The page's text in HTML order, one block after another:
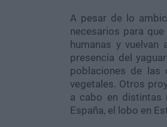
A pesar de lo
necesarios para
humanas y
presencia del
poblaciones de las
vegetales. Otros
a cabo en distintas
España, el lobo en